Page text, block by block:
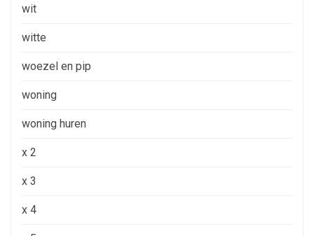
wit
witte
woezel en pip
woning
woning huren
x 2
x 3
x 4